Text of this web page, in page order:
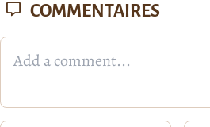
COMMENTAIRES